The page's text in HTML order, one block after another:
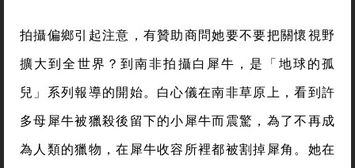
拍攝偏鄉引起注意，有贊助商問她要不要把關懷視野
擴大到全世界？到南非拍攝白犀牛，是「地球的孤
兒」系列報導的開始。白心儀在南非草原上，看到許
多母犀牛被獵殺後留下的小犀牛而震驚，為了不再成
為人類的獵物，在犀牛收容所裡都被割掉犀角。她在